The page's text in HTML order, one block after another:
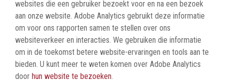
websites die een gebruiker bezoekt voor en na een bezoek
aan onze website. Adobe Analytics gebruikt deze informatie
om voor ons rapporten samen te stellen over ons
websiteverkeer en interacties. We gebruiken die informatie
om in de toekomst betere website-ervaringen en tools aan te
bieden. U kunt meer te weten komen over Adobe Analytics
door hun website te bezoeken.